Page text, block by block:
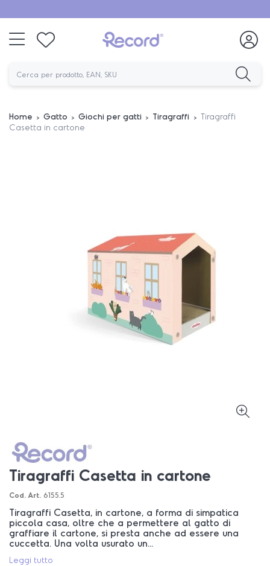
Home Gatto Giochi per gatti Tiragraffi
Tiragraffi
Casetta in cartone
Tiragraffi Casetta in cartone
Cod. Art. 6155.5
Tiragraffi Casetta, in cartone, a forma di simpatica
piccola casa, oltre che a permettere al gatto di
graffiare il cartone, si presta anche ad essere una
cuccetta. Una volta usurato un...
Leggi tutto